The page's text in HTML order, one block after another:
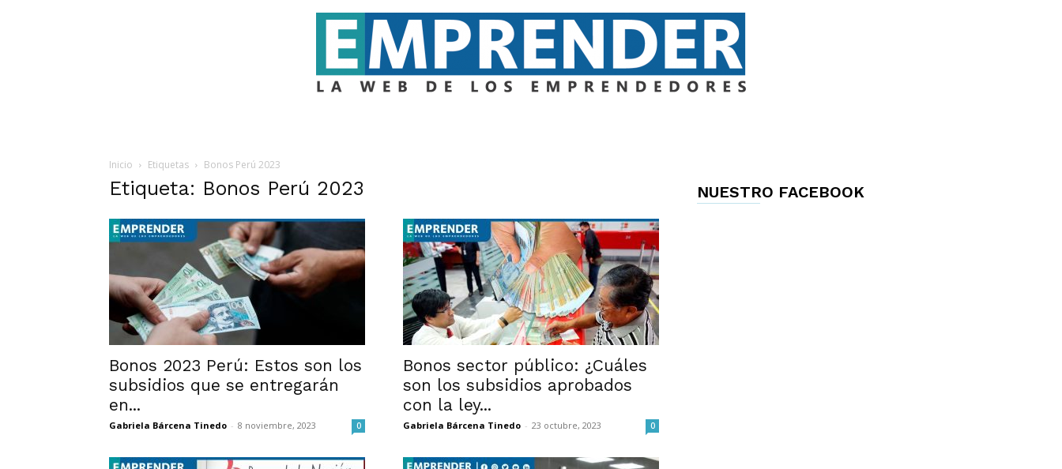
Inicio
Etiquetas Bonos Perú 2023
Etiqueta: Bonos Perú 2023
Bonos 2023 Perú: Estos son los
subsidios que se entregarán
en...
Gabriela Bárcena Tinedo - 8 noviembre, 2023 0
Bonos sector público: ¿Cuáles
son los subsidios aprobados
con la ley...
Gabriela Bárcena Tinedo - 23 octubre, 2023 0
NUESTRO FACEBOOK